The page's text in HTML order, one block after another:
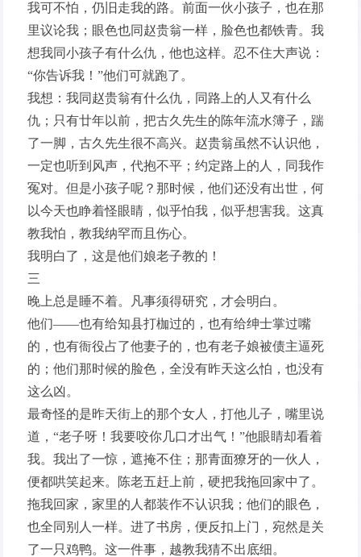
我可不怕，仍旧走我的路。前面一伙小孩子，也在那
里议论我；眼色也同赵贵翁一样，脸色也都铁青。我
想我同小孩子有什么仇，他也这样。忍不住大声说：
“你告诉我！”他们可就跑了。
我想：我同赵贵翁有什么仇，同路上的人又有什么
仇；只有廿年以前，把古久先生的陈年流水簿子，踹
了一脚，古久先生很不高兴。赵贵翁虽然不认识他，
一定也听到风声，代抱不平；约定路上的人，同我作
冤对。但是小孩子呢？那时候，他们还没有出世，何
以今天也睁着怪眼睛，似乎怕我，似乎想害我。这真
教我怕，教我纳罕而且伤心。
我明白了，这是他们娘老子教的！
三
晚上总是睡不着。凡事须得研究，才会明白。
他们——也有给知县打枷过的，也有给绅士掌过嘴
的，也有衙役占了他妻子的，也有老子娘被债主逼死
的；他们那时候的脸色，全没有昨天这么怕，也没有
这么凶。
最奇怪的是昨天街上的那个女人，打他儿子，嘴里说
道，“老子呀！我要咬你几口才出气！”他眼睛却看着
我。我出了一惊，遮掩不住；那青面獠牙的一伙人，
便都哄笑起来。陈老五赶上前，硬把我拖回家中了。
拖我回家，家里的人都装作不认识我；他们的眼色，
也全同别人一样。进了书房，便反扣上门，宛然是关
了一只鸡鸭。这一件事，越教我猜不出底细。